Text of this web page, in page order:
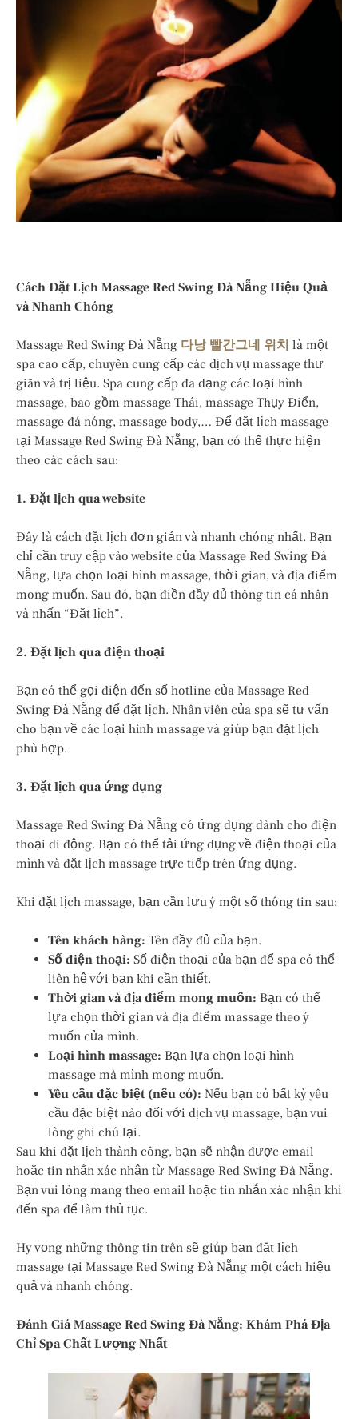
Cách Đặt Lịch Massage Red Swing Đà Nẵng Hiệu Quả
và Nhanh Chóng
Massage Red Swing Đà Nẵng 다낭 빨간그네 위치 là một
spa cao cấp, chuyên cung cấp các dịch vụ massage thư
giãn và trị liệu. Spa cung cấp đa dạng các loại hình
massage, bao gồm massage Thái, massage Thụy Điển,
massage đá nóng, massage body,… Để đặt lịch massage
tại Massage Red Swing Đà Nẵng, bạn có thể thực hiện
theo các cách sau:
1. Đặt lịch qua website
Đây là cách đặt lịch đơn giản và nhanh chóng nhất. Bạn
chỉ cần truy cập vào website của Massage Red Swing Đà
Nẵng, lựa chọn loại hình massage, thời gian, và địa điểm
mong muốn. Sau đó, bạn điền đầy đủ thông tin cá nhân
và nhấn “Đặt lịch”.
2. Đặt lịch qua điện thoại
Bạn có thể gọi điện đến số hotline của Massage Red
Swing Đà Nẵng để đặt lịch. Nhân viên của spa sẽ tư vấn
cho bạn về các loại hình massage và giúp bạn đặt lịch
phù hợp.
3. Đặt lịch qua ứng dụng
Massage Red Swing Đà Nẵng có ứng dụng dành cho điện
thoại di động. Bạn có thể tải ứng dụng về điện thoại của
mình và đặt lịch massage trực tiếp trên ứng dụng.
Khi đặt lịch massage, bạn cần lưu ý một số thông tin sau:
Tên khách hàng: Tên đầy đủ của bạn.
Số điện thoại: Số điện thoại của bạn để spa có thể
liên hệ với bạn khi cần thiết.
Thời gian và địa điểm mong muốn: Bạn có thể
lựa chọn thời gian và địa điểm massage theo ý
muốn của mình.
Loại hình massage: Bạn lựa chọn loại hình
massage mà mình mong muốn.
Yêu cầu đặc biệt (nếu có): Nếu bạn có bất kỳ yêu
cầu đặc biệt nào đối với dịch vụ massage, bạn vui
lòng ghi chú lại.
Sau khi đặt lịch thành công, bạn sẽ nhận được email
hoặc tin nhắn xác nhận từ Massage Red Swing Đà Nẵng.
Bạn vui lòng mang theo email hoặc tin nhắn xác nhận khi
đến spa để làm thủ tục.
Hy vọng những thông tin trên sẽ giúp bạn đặt lịch
massage tại Massage Red Swing Đà Nẵng một cách hiệu
quả và nhanh chóng.
Đánh Giá Massage Red Swing Đà Nẵng: Khám Phá Địa
Chỉ Spa Chất Lượng Nhất